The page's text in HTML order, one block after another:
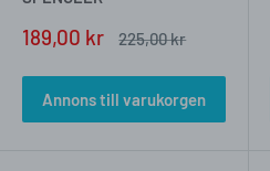
Försäljningspris
189,00 kr
Vanligt
225,00 kr
Annons till varukorgen